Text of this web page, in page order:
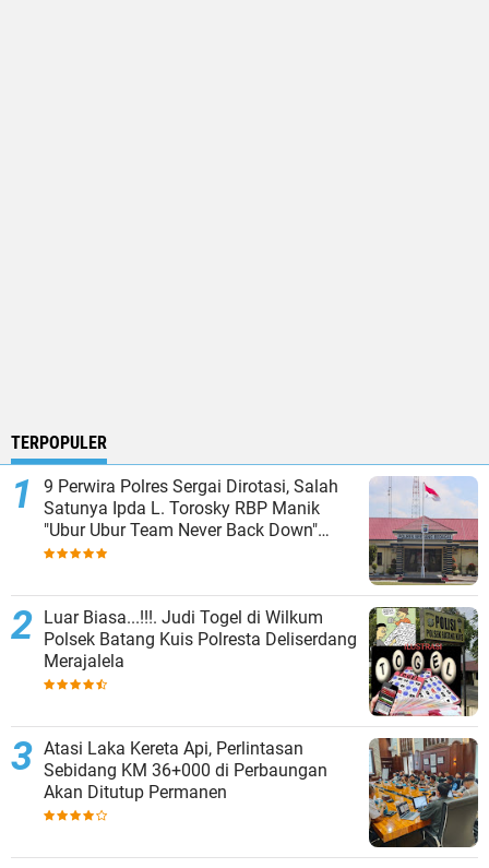
TERPOPULER
9 Perwira Polres Sergai Dirotasi, Salah
Satunya Ipda L. Torosky RBP Manik
"Ubur Ubur Team Never Back Down"
Menempati Polsek Dolok Masihul
Luar Biasa...!!!. Judi Togel di Wilkum
Polsek Batang Kuis Polresta Deliserdang
Merajalela
Atasi Laka Kereta Api, Perlintasan
Sebidang KM 36+000 di Perbaungan
Akan Ditutup Permanen